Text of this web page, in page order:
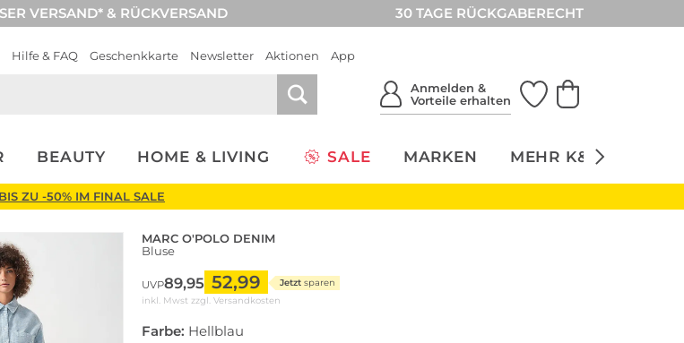
VERSAND* & RÜCKVERSAND 30 TAGE RÜCKGABERECHT
Hilfe & FAQ Geschenkkarte Newsletter Aktionen App
Anmelden &
Vorteile erhalten
BEAUTY HOME & LIVING SALE MARKEN MEHR K&Ö
BIS ZU -50% IM FINAL SALE
MARC O'POLO DENIM
Bluse
UVP89,95 52,99 Jetzt sparen
inkl. Mwst zzgl. Versandkosten
Farbe: Hellblau